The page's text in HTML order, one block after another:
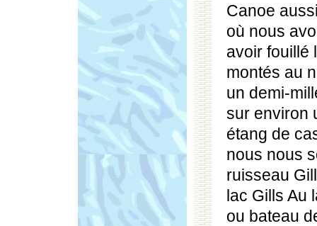
Canoe
où nous
avoir fouillé
montés au
un demi-
sur environ
étang de
nous nous
ruisseau
lac Gills Au
ou bateau